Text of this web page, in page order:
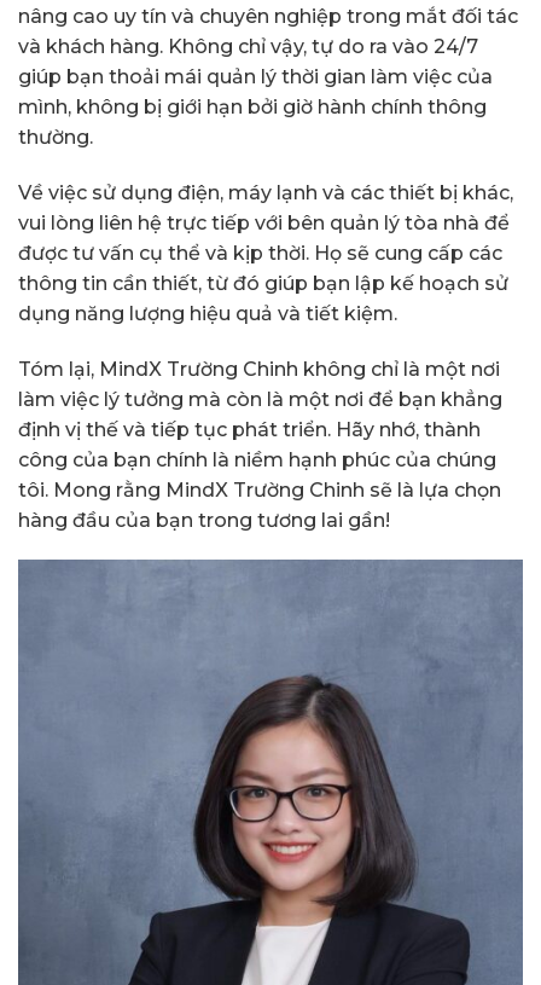
nâng cao uy tín và chuyên nghiệp trong mắt đối tác
và khách hàng. Không chỉ vậy, tự do ra vào 24/7
giúp bạn thoải mái quản lý thời gian làm việc của
mình, không bị giới hạn bởi giờ hành chính thông
thường.
Về việc sử dụng điện, máy lạnh và các thiết bị khác,
vui lòng liên hệ trực tiếp với bên quản lý tòa nhà để
được tư vấn cụ thể và kịp thời. Họ sẽ cung cấp các
thông tin cần thiết, từ đó giúp bạn lập kế hoạch sử
dụng năng lượng hiệu quả và tiết kiệm.
Tóm lại, MindX Trường Chinh không chỉ là một nơi
làm việc lý tưởng mà còn là một nơi để bạn khẳng
định vị thế và tiếp tục phát triển. Hãy nhớ, thành
công của bạn chính là niềm hạnh phúc của chúng
tôi. Mong rằng MindX Trường Chinh sẽ là lựa chọn
hàng đầu của bạn trong tương lai gần!